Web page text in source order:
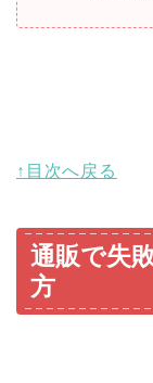
↑目次へ戻る
通販で失
方